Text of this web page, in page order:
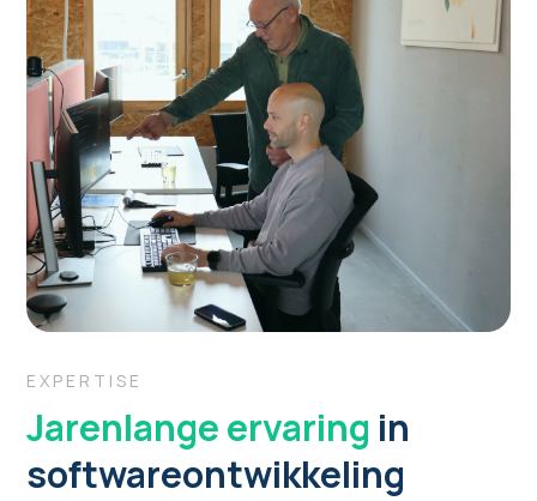
EXPERTISE
Jarenlange ervaring in
softwareontwikkeling